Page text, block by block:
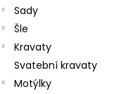
Sady
Šle
Kravaty
Svatební kravaty
Motýlky